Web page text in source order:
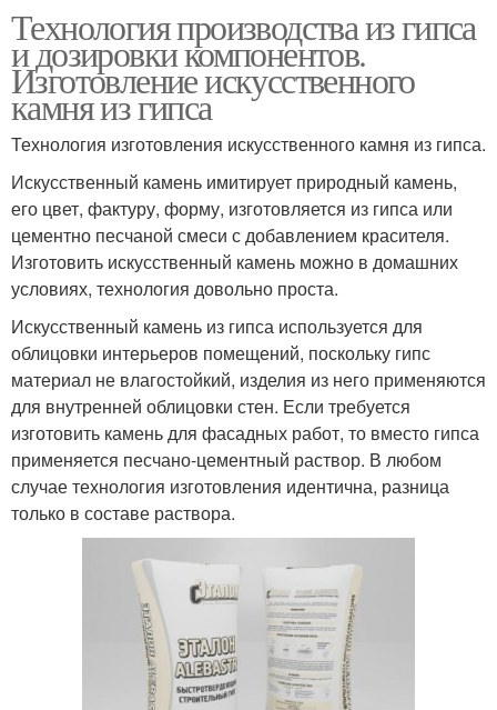
Технология производства из гипса
и дозировки компонентов.
Изготовление искусственного
камня из гипса
Технология изготовления искусственного камня из гипса.
Искусственный камень имитирует природный камень,
его цвет, фактуру, форму, изготовляется из гипса или
цементно песчаной смеси с добавлением красителя.
Изготовить искусственный камень можно в домашних
условиях, технология довольно проста.
Искусственный камень из гипса используется для
облицовки интерьеров помещений, поскольку гипс
материал не влагостойкий, изделия из него применяются
для внутренней облицовки стен. Если требуется
изготовить камень для фасадных работ, то вместо гипса
применяется песчано-цементный раствор. В любом
случае технология изготовления идентична, разница
только в составе раствора.